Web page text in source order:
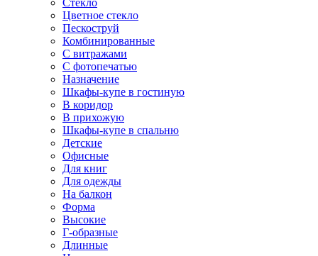
Стекло
Цветное стекло
Пескоструй
Комбинированные
С витражами
С фотопечатью
Назначение
Шкафы-купе в гостиную
В коридор
В прихожую
Шкафы-купе в спальню
Детские
Офисные
Для книг
Для одежды
На балкон
Форма
Высокие
Г-образные
Длинные